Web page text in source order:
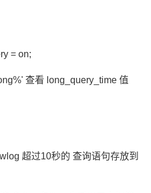
= on;
查看 long_query_time 值
超过10秒的 查询语句存放到